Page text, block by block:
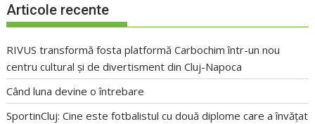
Articole recente
RIVUS transformă fosta platformă Carbochim într-un nou
centru cultural și de divertisment din Cluj-Napoca
Când luna devine o întrebare
SportinCluj: Cine este fotbalistul cu două diplome care a învățat